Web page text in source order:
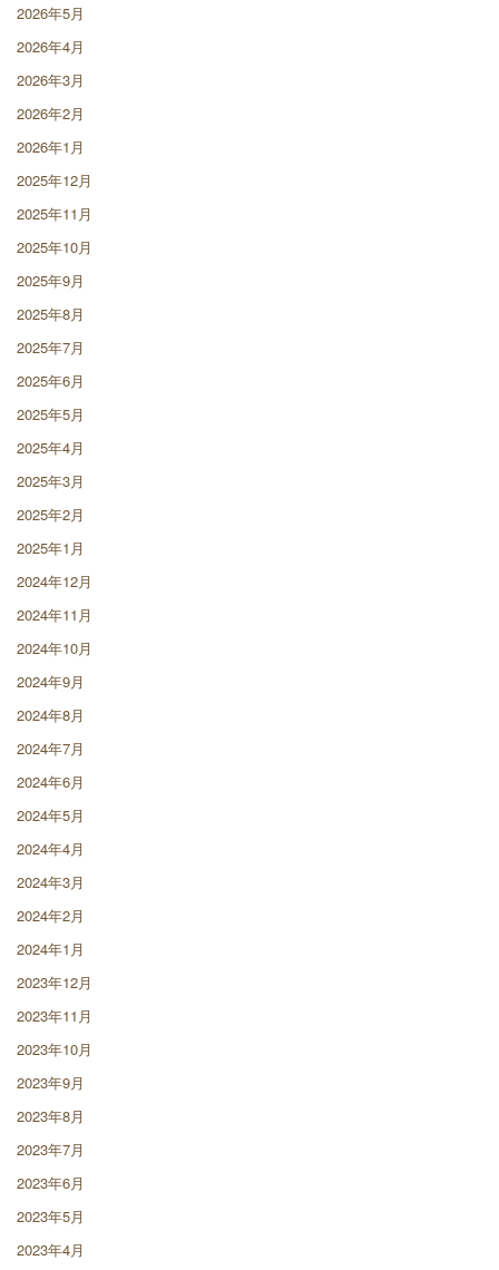
2026年5月
2026年4月
2026年3月
2026年2月
2026年1月
2025年12月
2025年11月
2025年10月
2025年9月
2025年8月
2025年7月
2025年6月
2025年5月
2025年4月
2025年3月
2025年2月
2025年1月
2024年12月
2024年11月
2024年10月
2024年9月
2024年8月
2024年7月
2024年6月
2024年5月
2024年4月
2024年3月
2024年2月
2024年1月
2023年12月
2023年11月
2023年10月
2023年9月
2023年8月
2023年7月
2023年6月
2023年5月
2023年4月